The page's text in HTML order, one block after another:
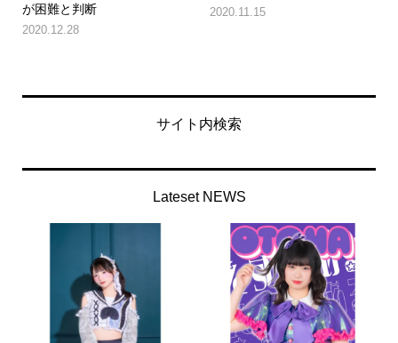
が困難と判断
2020.12.28
2020.11.15
サイト内検索
Lateset NEWS